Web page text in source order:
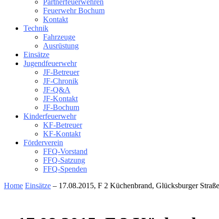
Partnerfeuerwehren
Feuerwehr Bochum
Kontakt
Technik
Fahrzeuge
Ausrüstung
Einsätze
Jugendfeuerwehr
JF-Betreuer
JF-Chronik
JF-Q&A
JF-Kontakt
JF-Bochum
Kinderfeuerwehr
KF-Betreuer
KF-Kontakt
Förderverein
FFQ-Vorstand
FFQ-Satzung
FFQ-Spenden
Home Einsätze – 17.08.2015, F 2 Küchenbrand, Glücksburger Straße